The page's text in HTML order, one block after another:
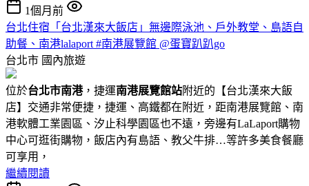
1個月前
台北住宿「台北漢來大飯店」無邊際泳池、戶外教堂、島語自
助餐、南港lalaport #南港展覽館 @蛋寶趴趴go
台北市 國內旅遊
位於台北市南港，捷運南港展覽館站附近的【台北漢來大飯
店】交通非常便捷，捷運、高鐵都在附近，距南港展覽館、南
港軟體工業園區、汐止科學園區也不遠，旁邊有LaLaport購物
中心可逛街購物，飯店內有島語、教父牛排…等許多美食餐廳
可享用，
繼續閱讀